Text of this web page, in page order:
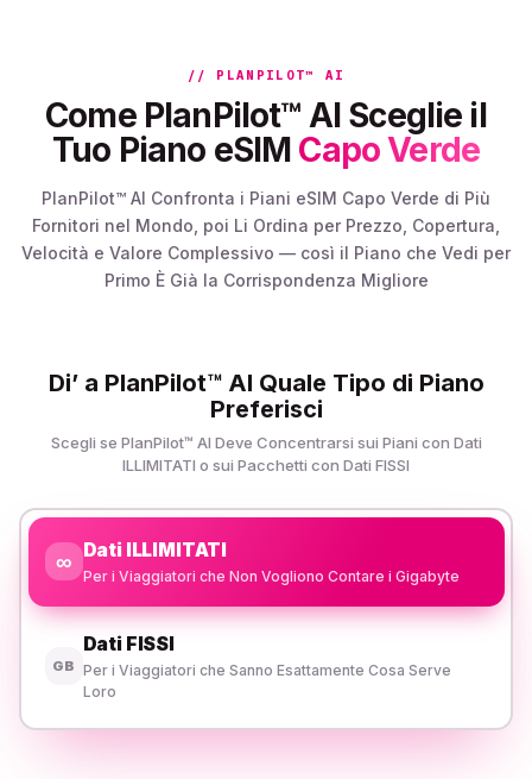
// PLANPILOT™ AI
Come PlanPilot™ AI Sceglie il
Tuo Piano eSIM Capo Verde
PlanPilot™ AI Confronta i Piani eSIM Capo Verde di Più
Fornitori nel Mondo, poi Li Ordina per Prezzo, Copertura,
Velocità e Valore Complessivo — così il Piano che Vedi per
Primo È Già la Corrispondenza Migliore
Di’ a PlanPilot™ AI Quale Tipo di Piano
Preferisci
Scegli se PlanPilot™ AI Deve Concentrarsi sui Piani con Dati
ILLIMITATI o sui Pacchetti con Dati FISSI
∞ Dati ILLIMITATI
Per i Viaggiatori che Non Vogliono Contare i Gigabyte
GB
Dati FISSI
Per i Viaggiatori che Sanno Esattamente Cosa Serve
Loro